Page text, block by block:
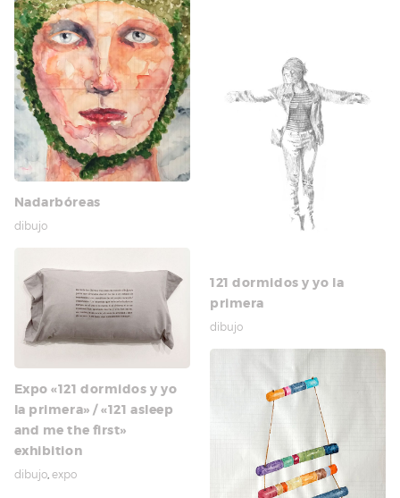
Nadarbóreas
dibujo
121 dormidos y yo la
primera
dibujo
Expo «121 dormidos y yo
la primera» / «121 asleep
and me the first»
exhibition
dibujo, expo